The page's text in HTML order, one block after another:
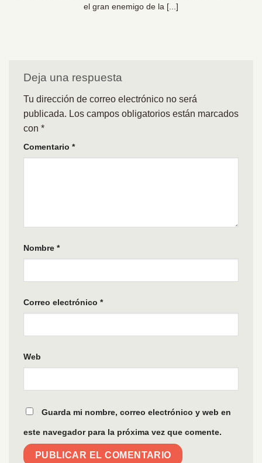
el gran enemigo de la [...]
Deja una respuesta
Tu dirección de correo electrónico no será
publicada. Los campos obligatorios están marcados
con *
Comentario *
Nombre *
Correo electrónico *
Web
Guarda mi nombre, correo electrónico y web en
este navegador para la próxima vez que comente.